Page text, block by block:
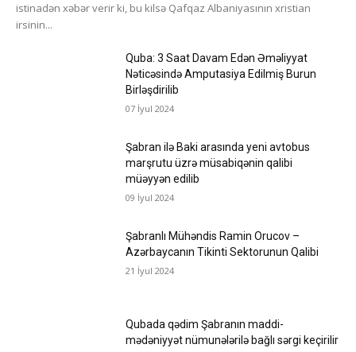
istinadən xəbər verir ki, bu kilsə Qafqaz Albaniyasının xristian
irsinin...
Quba: 3 Saat Davam Edən Əməliyyat
Nəticəsində Amputasiya Edilmiş Burun
Birləşdirilib
07 İyul 2024
Şabran ilə Baki arasında yeni avtobus
marşrutu üzrə müsabiqənin qalibi
müəyyən edilib
09 İyul 2024
Şabranlı Mühəndis Ramin Orucov –
Azərbaycanın Tikinti Sektorunun Qalibi
21 İyul 2024
Qubada qədim Şabranın maddi-
mədəniyyət nümunələrilə bağlı sərgi keçirilir